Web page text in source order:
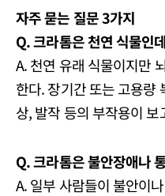
자주 묻는 질문 3가지
Q. 크라톰은 천연 식물인
A. 천연 유래 식물이지만
한다. 장기간 또는 고용량
상, 발작 등의 부작용이 보
Q. 크라톰은 불안장애나
A. 일부 사람들이 불안이